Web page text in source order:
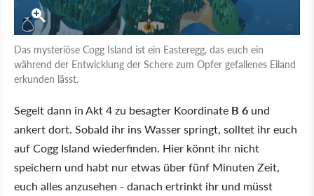
Das mysteriöse Cogg Island ist ein Easteregg, das euch ein
während der Entwicklung der Schere zum Opfer gefallenes Eiland
erkunden lässt.
Segelt dann in Akt 4 zu besagter Koordinate B 6 und
ankert dort. Sobald ihr ins Wasser springt, solltet ihr euch
auf Cogg Island wiederfinden. Hier könnt ihr nicht
speichern und habt nur etwas über fünf Minuten Zeit,
euch alles anzusehen - danach ertrinkt ihr und müsst